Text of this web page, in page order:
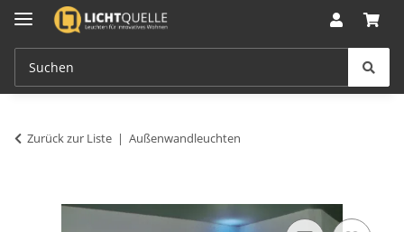
Zurück zur Liste Außenwandleuchten